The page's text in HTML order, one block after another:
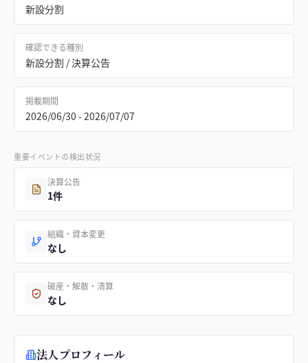
新設分割
確認できる種別
新設分割 / 決算公告
掲載期間
2026/06/30 - 2026/07/07
重要イベントの検出状況
決算公告
1件
組織・資本変更
なし
破産・解散・清算
なし
法人プロフィール